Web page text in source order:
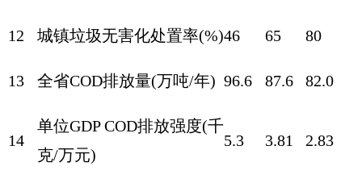
12 城镇垃圾无害化处置率(%)46 65 80
13 全省COD排放量(万吨/年) 96.6 87.6 82.0
14
单位GDP COD排放强度(千
克/万元)
5.3 3.81 2.83